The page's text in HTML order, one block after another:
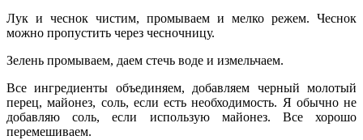
Лук и чеснок чистим, промываем и мелко режем. Чеснок
можно пропустить через чесночницу.
Зелень промываем, даем стечь воде и измельчаем.
Все ингредиенты объединяем, добавляем черный молотый
перец, майонез, соль, если есть необходимость. Я обычно не
добавляю соль, если использую майонез. Все хорошо
перемешиваем.